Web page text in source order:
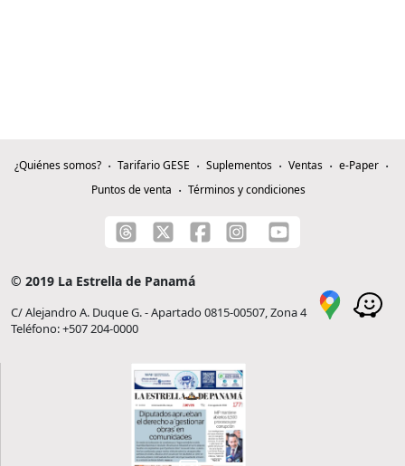
¿Quiénes somos? Tarifario GESE Suplementos Ventas
e-Paper
Puntos de venta
Términos y condiciones
© 2019 La Estrella de Panamá
C/ Alejandro A. Duque G. - Apartado 0815-00507, Zona 4
Teléfono: +507 204-0000